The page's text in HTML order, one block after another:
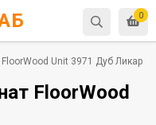
0
Unit 3971 Дуб Ликар
FloorWood